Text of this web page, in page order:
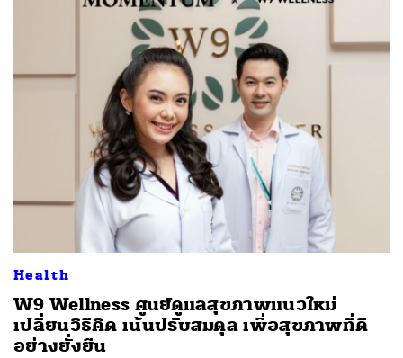
Health
W9 Wellness ศูนย์ดูแลสุขภาพแนวใหม่
เปลี่ยนวิธีคิด เน้นปรับสมดุล เพื่อสุขภาพที่ดี
อย่างยั่งยืน
ค้นหา
SHARE TWEET LINE EMAIL